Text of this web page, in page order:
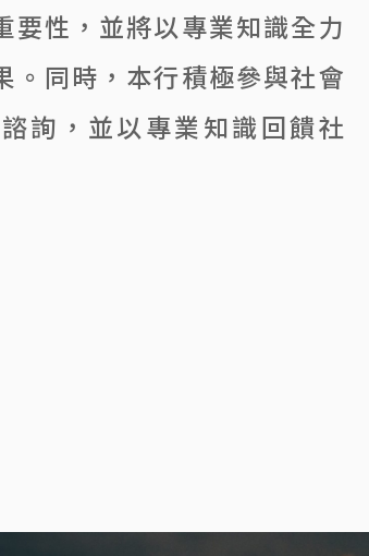
要性，並將以專業知識全力
。同時，本行積極參與社會
詢，並以專業知識回饋社